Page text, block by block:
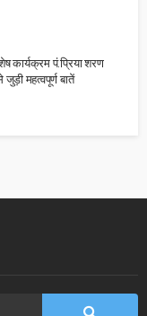
पं.प्रिया शरण
महत्वपूर्ण बातें